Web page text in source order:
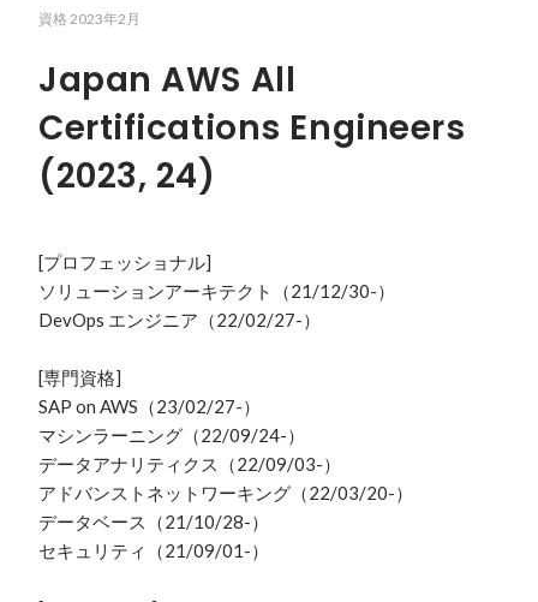
資格 2023年2月
Japan AWS All
Certifications Engineers
(2023, 24)
[プロフェッショナル]
ソリューションアーキテクト（21/12/30-）
DevOps エンジニア（22/02/27-）
[専門資格]
SAP on AWS（23/02/27-）
マシンラーニング（22/09/24-）
データアナリティクス（22/09/03-）
アドバンストネットワーキング（22/03/20-）
データベース（21/10/28-）
セキュリティ（21/09/01-）